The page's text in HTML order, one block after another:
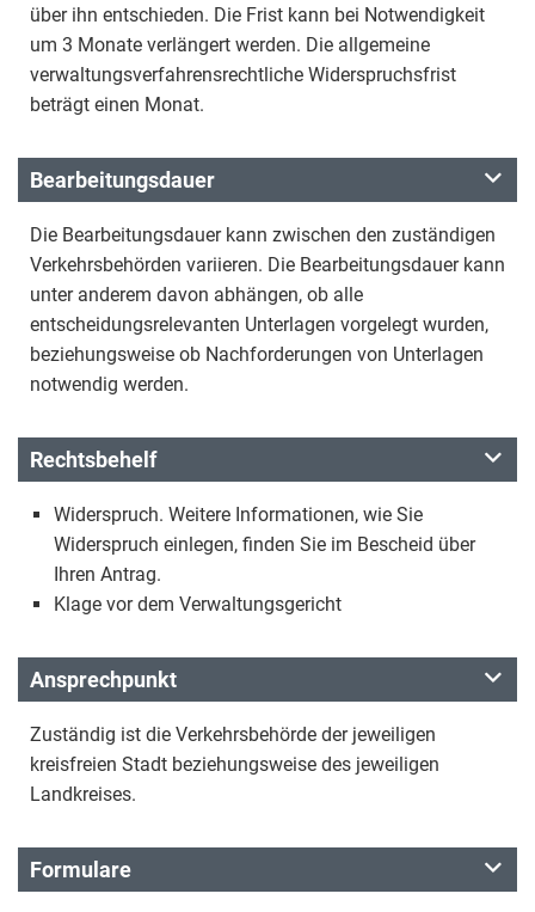
über ihn entschieden. Die Frist kann bei Notwendigkeit
um 3 Monate verlängert werden. Die allgemeine
verwaltungsverfahrensrechtliche Widerspruchsfrist
beträgt einen Monat.
Bearbeitungsdauer
Die Bearbeitungsdauer kann zwischen den zuständigen
Verkehrsbehörden variieren. Die Bearbeitungsdauer kann
unter anderem davon abhängen, ob alle
entscheidungsrelevanten Unterlagen vorgelegt wurden,
beziehungsweise ob Nachforderungen von Unterlagen
notwendig werden.
Rechtsbehelf
Widerspruch. Weitere Informationen, wie Sie
Widerspruch einlegen, finden Sie im Bescheid über
Ihren Antrag.
Klage vor dem Verwaltungsgericht
Ansprechpunkt
Zuständig ist die Verkehrsbehörde der jeweiligen
kreisfreien Stadt beziehungsweise des jeweiligen
Landkreises.
Formulare